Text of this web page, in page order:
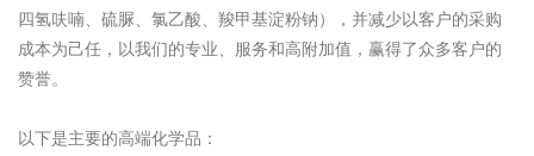
四氢呋喃、硫脲、氯乙酸、羧甲基淀粉钠），并减少以客户的采购
成本为己任，以我们的专业、服务和高附加值，赢得了众多客户的
赞誉。
以下是主要的高端化学品：